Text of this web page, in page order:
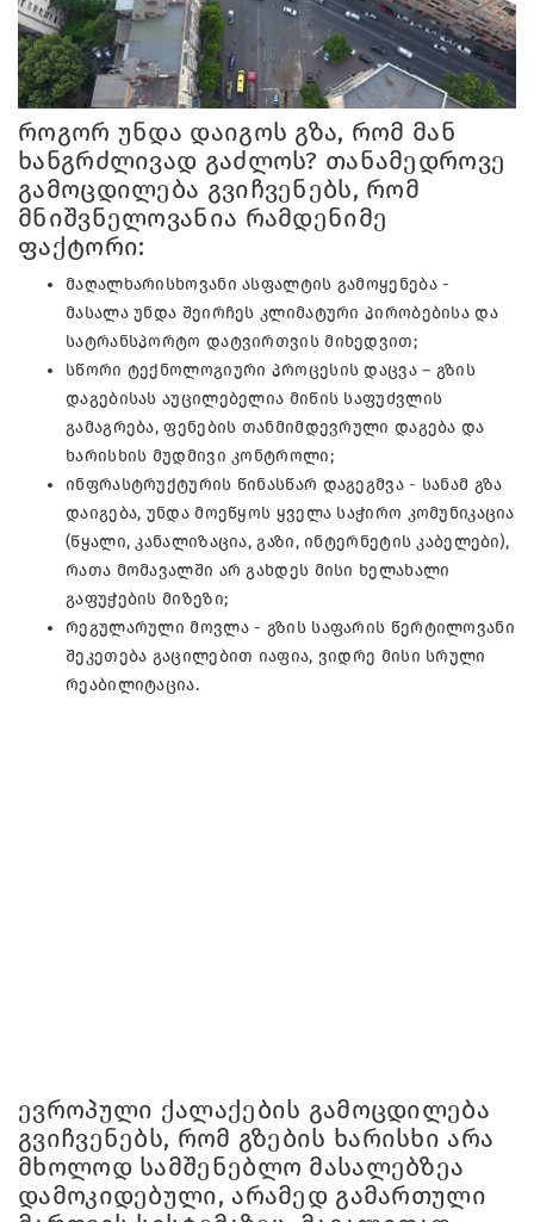
როგორ უნდა დაიგოს გზა, რომ მან
ხანგრძლივად გაძლოს? თანამედროვე
გამოცდილება გვიჩვენებს, რომ
მნიშვნელოვანია რამდენიმე
ფაქტორი:
მაღალხარისხოვანი ასფალტის გამოყენება -
მასალა უნდა შეირჩეს კლიმატური პირობებისა და
სატრანსპორტო დატვირთვის მიხედვით;
სწორი ტექნოლოგიური პროცესის დაცვა – გზის
დაგებისას აუცილებელია მიწის საფუძვლის
გამაგრება, ფენების თანმიმდევრული დაგება და
ხარისხის მუდმივი კონტროლი;
ინფრასტრუქტურის წინასწარ დაგეგმვა - სანამ გზა
დაიგება, უნდა მოეწყოს ყველა საჭირო კომუნიკაცია
(წყალი, კანალიზაცია, გაზი, ინტერნეტის კაბელები),
რათა მომავალში არ გახდეს მისი ხელახალი
გაფუჭების მიზეზი;
რეგულარული მოვლა - გზის საფარის წერტილოვანი
შეკეთება გაცილებით იაფია, ვიდრე მისი სრული
რეაბილიტაცია.
ევროპული ქალაქების გამოცდილება
გვიჩვენებს, რომ გზების ხარისხი არა
მხოლოდ სამშენებლო მასალებზეა
დამოკიდებული, არამედ გამართული